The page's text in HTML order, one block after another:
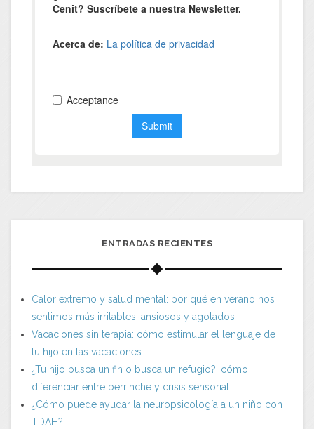
ENTRADAS RECIENTES
Calor extremo y salud mental: por qué en verano nos
sentimos más irritables, ansiosos y agotados
Vacaciones sin terapia: cómo estimular el lenguaje de
tu hijo en las vacaciones
¿Tu hijo busca un fin o busca un refugio?: cómo
diferenciar entre berrinche y crisis sensorial
¿Cómo puede ayudar la neuropsicología a un niño con
TDAH?